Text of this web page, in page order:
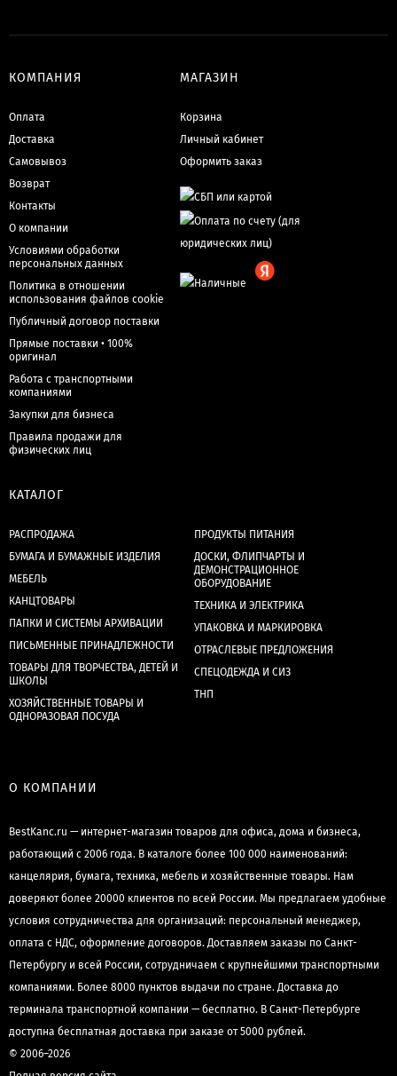
КОМПАНИЯ
Оплата
Доставка
Самовывоз
Возврат
Контакты
О компании
Условиями обработки
персональных данных
Политика в отношении
использования файлов cookie
Публичный договор поставки
Прямые поставки • 100%
оригинал
Работа с транспортными
компаниями
Закупки для бизнеса
Правила продажи для
физических лиц
МАГАЗИН
Корзина
Личный кабинет
Оформить заказ
КАТАЛОГ
РАСПРОДАЖА
БУМАГА И БУМАЖНЫЕ ИЗДЕЛИЯ
МЕБЕЛЬ
КАНЦТОВАРЫ
ПАПКИ И СИСТЕМЫ АРХИВАЦИИ
ПИСЬМЕННЫЕ ПРИНАДЛЕЖНОСТИ
ТОВАРЫ ДЛЯ ТВОРЧЕСТВА, ДЕТЕЙ И
ШКОЛЫ
ХОЗЯЙСТВЕННЫЕ ТОВАРЫ И
ОДНОРАЗОВАЯ ПОСУДА
ПРОДУКТЫ ПИТАНИЯ
ДОСКИ, ФЛИПЧАРТЫ И
ДЕМОНСТРАЦИОННОЕ
ОБОРУДОВАНИЕ
ТЕХНИКА И ЭЛЕКТРИКА
УПАКОВКА И МАРКИРОВКА
ОТРАСЛЕВЫЕ ПРЕДЛОЖЕНИЯ
СПЕЦОДЕЖДА И СИЗ
ТНП
О КОМПАНИИ
BestKanc.ru — интернет-магазин товаров для офиса, дома и бизнеса,
работающий с 2006 года. В каталоге более 100 000 наименований:
канцелярия, бумага, техника, мебель и хозяйственные товары. Нам
доверяют более 20000 клиентов по всей России. Мы предлагаем удобные
условия сотрудничества для организаций: персональный менеджер,
оплата с НДС, оформление договоров. Доставляем заказы по Санкт-
Петербургу и всей России, сотрудничаем с крупнейшими транспортными
компаниями. Более 8000 пунктов выдачи по стране. Доставка до
терминала транспортной компании — бесплатно. В Санкт-Петербурге
доступна бесплатная доставка при заказе от 5000 рублей.
© 2006–2026